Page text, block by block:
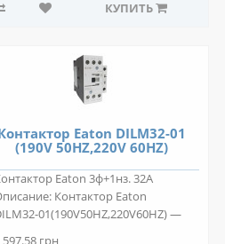
КУПИТЬ
Eaton DILM32-01
(190V 50HZ,220V 60HZ)
Eaton 3ф+1нз. 32А
Контактор Eaton
01(190V50HZ,220V60HZ) —
597.58 грн